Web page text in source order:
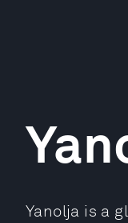
Yanolja is a